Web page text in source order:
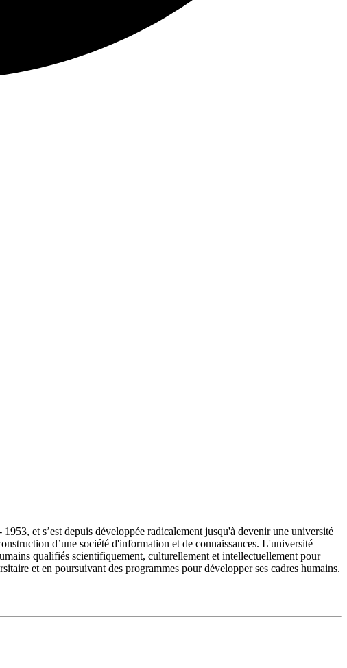
et s’est depuis développée radicalement jusqu'à devenir une université
d’une société d'information et de connaissances. L'université
qualifiés scientifiquement, culturellement et intellectuellement pour
et en poursuivant des programmes pour développer ses cadres humains.